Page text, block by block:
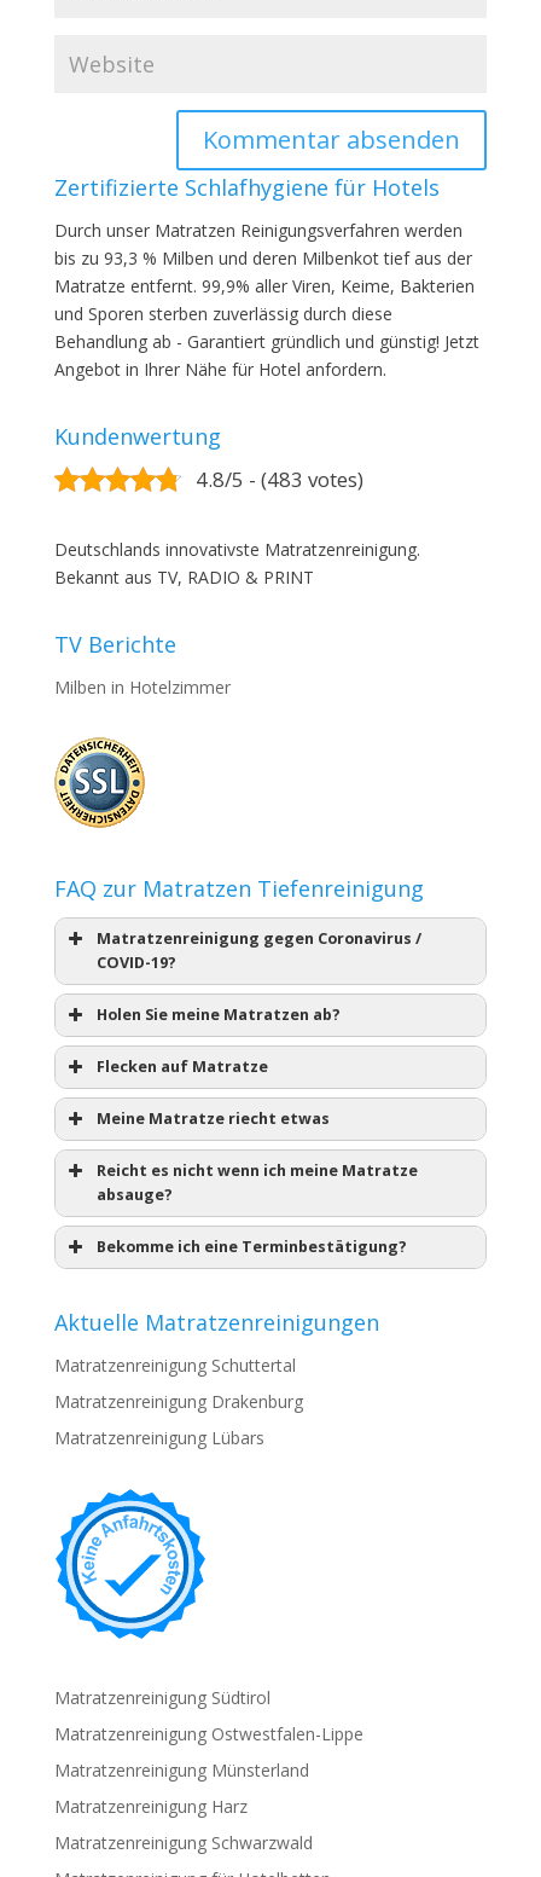
Zertifizierte Schlafhygiene für Hotels
Durch unser Matratzen Reinigungsverfahren werden
bis zu 93,3 % Milben und deren Milbenkot tief aus der
Matratze entfernt. 99,9% aller Viren, Keime, Bakterien
und Sporen sterben zuverlässig durch diese
Behandlung ab - Garantiert gründlich und günstig! Jetzt
Angebot in Ihrer Nähe für Hotel anfordern.
Kundenwertung
4.8/5 - (483 votes)
Deutschlands innovativste Matratzenreinigung.
Bekannt aus TV, RADIO & PRINT
TV Berichte
Milben in Hotelzimmer
FAQ zur Matratzen Tiefenreinigung
Matratzenreinigung gegen Coronavirus /
COVID-19?
Holen Sie meine Matratzen ab?
Flecken auf Matratze
Meine Matratze riecht etwas
Reicht es nicht wenn ich meine Matratze
absauge?
Bekomme ich eine Terminbestätigung?
Aktuelle Matratzenreinigungen
Matratzenreinigung Schuttertal
Matratzenreinigung Drakenburg
Matratzenreinigung Lübars
Matratzenreinigung Südtirol
Matratzenreinigung Ostwestfalen-Lippe
Matratzenreinigung Münsterland
Matratzenreinigung Harz
Matratzenreinigung Schwarzwald